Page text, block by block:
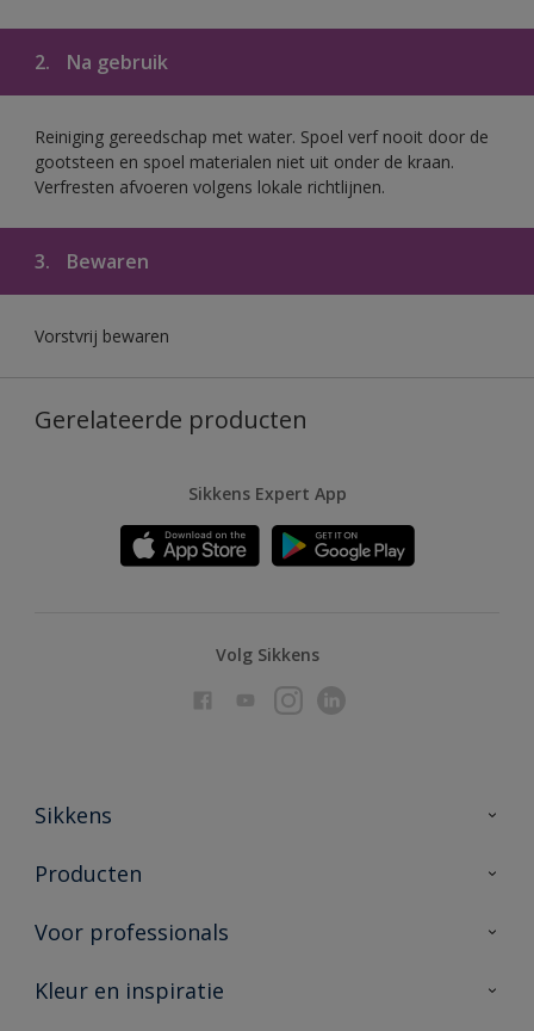
2. Na gebruik
Reiniging gereedschap met water. Spoel verf nooit door de
gootsteen en spoel materialen niet uit onder de kraan.
Verfresten afvoeren volgens lokale richtlijnen.
3. Bewaren
Vorstvrij bewaren
Gerelateerde producten
Sikkens Expert App
Volg Sikkens
Sikkens
Over Sikkens
Duurzaamheid
Producten
Producten voor binnen
Vind je verkooppunt
Voor professionals
Advies & service
Kleur en inspiratie